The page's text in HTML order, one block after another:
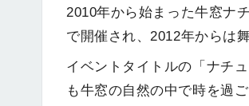
2010年から始まった牛窓ナ
で開催され、2012年からは
イベントタイトルの「ナチ
も牛窓の自然の中で時を過